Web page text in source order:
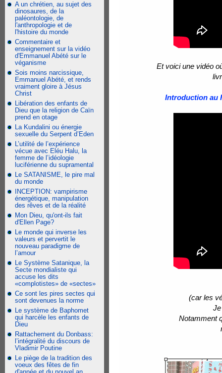
A un chrétien, au sujet des
dinosaures, de la
paléontologie, de
l'anthropologie et de
l'histoire du monde
Commentaire et
enseignement sur la vidéo
d'Emmanuel Abété sur le
véganisme
Sois moins narcissique,
Emmanuel Abété, et rends
vraiment gloire à Jésus
Christ
Libération des enfants de
Dieu que la religion de Caïn
prend en otage
La Kundalini ou énergie
sexuelle du Serpent d’Eden
L’utilité de l’expérience
vécue avec Eléu Halu, la
femme de l’idéologie
luciférienne du supramental
Le SATANISME, le pire mal
du monde
INCEPTION: vampirisme
énergétique, manipulation
des rêves et de la réalité
Mon Dieu, qu'ont-ils fait
d'Ellen Page?
Le monde qui inverse les
valeurs et pervertit le
nouveau paradigme de
l’amour
Le Système Satanique, la
Secte mondialiste qui
accuse les dits
«complotistes» de «sectes»
Ce sont les pires sectes qui
sont devenues la norme
Le système de Baphomet
qui harcèle les enfants de
Dieu
Rattachement du Donbass:
l’intégralité du discours de
Vladimir Poutine
Le piège de la tradition des
voeux des fêtes de fin
Et voici une vidéo
Introduction au
(car les
Notamment